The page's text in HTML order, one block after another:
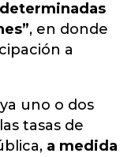
, en donde
a
uno o dos
tasas de
a medida